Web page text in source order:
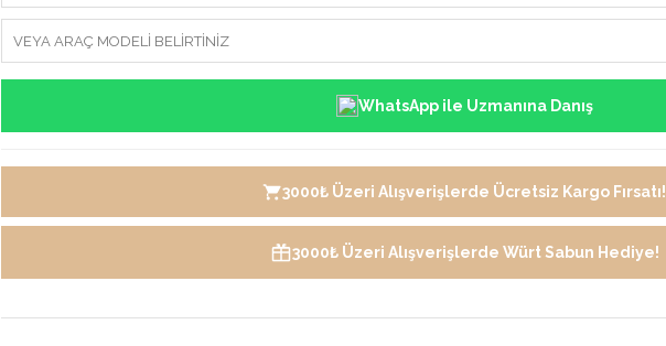
WhatsApp ile Uzmanına Danış
3000₺ Üzeri Alışverişlerde Ücretsiz Kargo Fırsatı!
3000₺ Üzeri Alışverişlerde Würt Sabun Hediye!